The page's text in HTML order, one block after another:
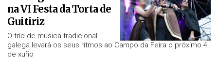
na VI Festa da Torta de
Guitiriz
O trío de música tradicional
galega levará os seus ritmos ao Campo da Feira o próximo 4
de xuño